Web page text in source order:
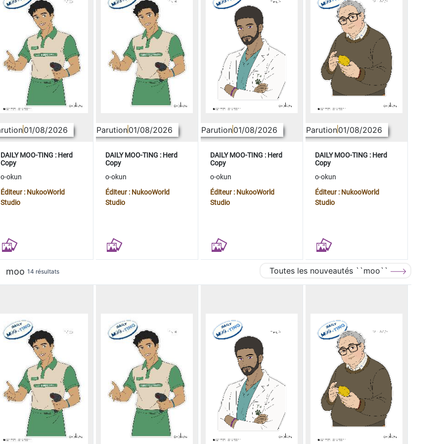
01/08/2026
DAILY MOO-TING : Herd
Copy
o-okun
Éditeur : NukooWorld
Studio
Parution01/08/2026
DAILY MOO-TING : Herd
Copy
o-okun
Éditeur : NukooWorld
Studio
Parution01/08/2026
DAILY MOO-TING : Herd
Copy
o-okun
Éditeur : NukooWorld
Studio
Parution01/08/2026
DAILY MOO-TING : Herd
Copy
o-okun
Éditeur : NukooWorld
Studio
moo 14 résultats Toutes les nouveautés ``moo``